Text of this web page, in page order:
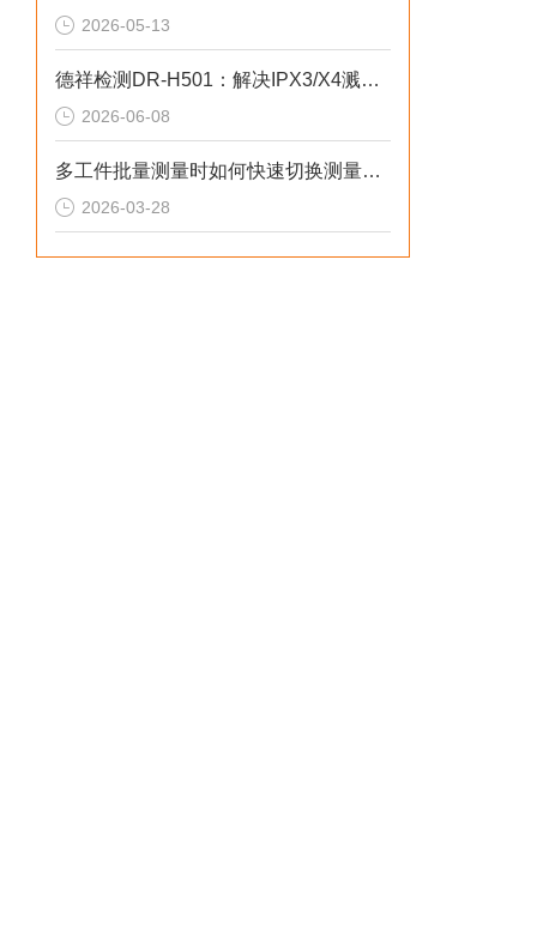
2026-05-13
德祥检测DR-H501：解决IPX3/X4溅水测试失效2026选型标准
2026-06-08
多工件批量测量时如何快速切换测量程序与夹具
2026-03-28